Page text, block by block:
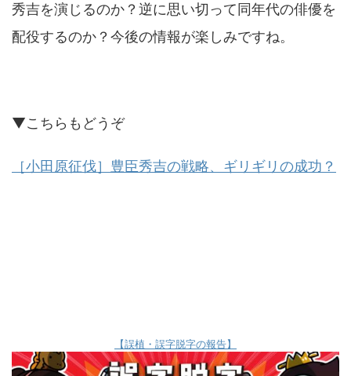
秀吉を演じるのか？逆に思い切って同年代の俳優を
配役するのか？今後の情報が楽しみですね。
▼こちらもどうぞ
［小田原征伐］豊臣秀吉の戦略、ギリギリの成功？
【誤植・誤字脱字の報告】